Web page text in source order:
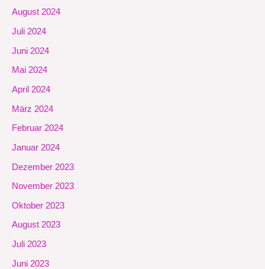
August 2024
Juli 2024
Juni 2024
Mai 2024
April 2024
März 2024
Februar 2024
Januar 2024
Dezember 2023
November 2023
Oktober 2023
August 2023
Juli 2023
Juni 2023